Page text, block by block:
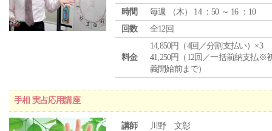
時間
毎週 （木） 14 ：50 ～ 16 ：10
回数
全12回
料金
14,850円（4回／分割支払い）×3
41,250円（12回／一括前納支払※
義開始前まで）
手相 実占応用講座
講師 川野 文彰